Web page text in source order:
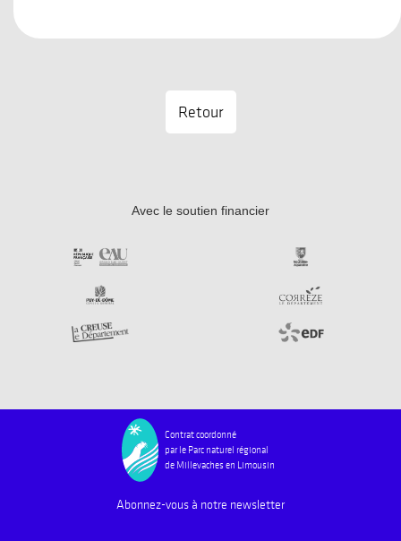
Retour
Avec le soutien financier
Contrat coordonné
par le Parc naturel régional
de Millevaches en Limousin
Abonnez-vous à notre newsletter